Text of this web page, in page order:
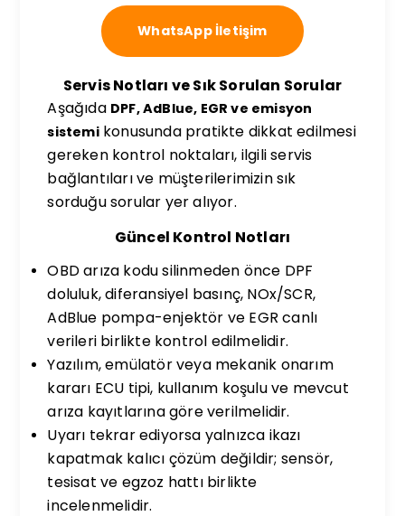
WhatsApp İletişim
Servis Notları ve Sık Sorulan Sorular
Aşağıda DPF, AdBlue, EGR ve emisyon
sistemikonusunda pratikte dikkat edilmesi
gereken kontrol noktaları, ilgili servis
bağlantıları ve müşterilerimizin sık
sorduğu sorular yer alıyor.
Güncel Kontrol Notları
OBD arıza kodu silinmeden önce DPF
doluluk, diferansiyel basınç, NOx/SCR,
AdBlue pompa-enjektör ve EGR canlı
verileri birlikte kontrol edilmelidir.
Yazılım, emülatör veya mekanik onarım
kararı ECU tipi, kullanım koşulu ve mevcut
arıza kayıtlarına göre verilmelidir.
Uyarı tekrar ediyorsa yalnızca ikazı
kapatmak kalıcı çözüm değildir; sensör,
tesisat ve egzoz hattı birlikte
incelenmelidir.